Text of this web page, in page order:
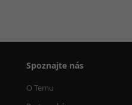
Spoznajte nás
O Temu